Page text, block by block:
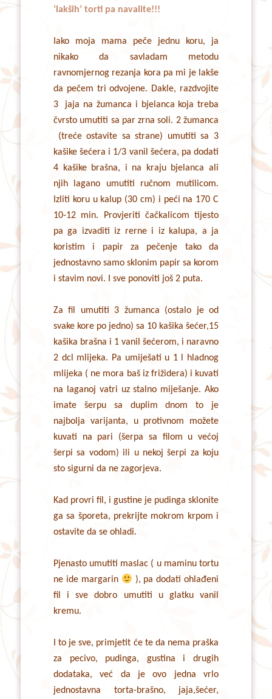
‘lakših’ torti pa navalite!!!
Iako moja mama peče jednu koru, ja
nikako da savladam metodu
ravnomjernog rezanja kora pa mi je lakše
da pečem tri odvojene. Dakle, razdvojite
3 jaja na žumanca i bjelanca koja treba
čvrsto umutiti sa par zrna soli. 2 žumanca
(treće ostavite sa strane) umutiti sa 3
kašike šećera i 1/3 vanil šećera, pa dodati
4 kašike brašna, i na kraju bjelanca ali
njih lagano umutiti ručnom mutilicom.
Izliti koru u kalup (30 cm) i peći na 170 C
10-12 min. Provjeriti čačkalicom tijesto
pa ga izvaditi iz rerne i iz kalupa, a ja
koristim i papir za pečenje tako da
jednostavno samo sklonim papir sa korom
i stavim novi. I sve ponoviti još 2 puta.
Za fil umutiti 3 žumanca (ostalo je od
svake kore po jedno) sa 10 kašika šećer,15
kašika brašna i 1 vanil šećerom, i naravno
2 dcl mlijeka. Pa umiješati u 1 l hladnog
mlijeka ( ne mora baš iz frižidera) i kuvati
na laganoj vatri uz stalno miješanje. Ako
imate šerpu sa duplim dnom to je
najbolja varijanta, u protivnom možete
kuvati na pari (šerpa sa filom u većoj
šerpi sa vodom) ili u nekoj šerpi za koju
sto sigurni da ne zagorjeva.
Kad provri fil, i gustine je pudinga sklonite
ga sa šporeta, prekrijte mokrom krpom i
ostavite da se ohladi.
Pjenasto umutiti maslac ( u maminu tortu
ne ide margarin
), pa dodati ohlađeni
fil i sve dobro umutiti u glatku vanil
kremu.
I to je sve, primjetit će te da nema praška
za pecivo, pudinga, gustina i drugih
dodataka, već da je ovo jedna vrlo
jednostavna torta-brašno, jaja,šećer,